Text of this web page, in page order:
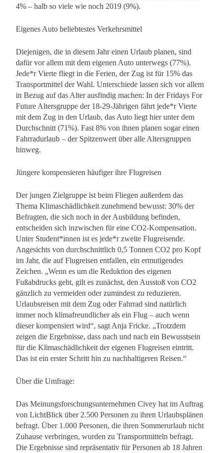
4% – halb so viele wie noch 2019 (9%).
Eigenes Auto beliebtestes Verkehrsmittel
Diejenigen, die in diesem Jahr einen Urlaub planen, sind
dafür vor allem mit dem eigenen Auto unterwegs (77%).
Jede*r Vierte fliegt in die Ferien, der Zug ist für 15% das
Transportmittel der Wahl. Unterschiede lassen sich vor allem
in Bezug auf das Alter ausfindig machen: In der Fridays For
Future Altersgruppe der 18-29-Jährigen fährt jede*r Vierte
mit dem Zug in den Urlaub, das Auto liegt hier unter dem
Durchschnitt (71%). Fast 8% von ihnen planen sogar einen
Fahrradurlaub – der Spitzenwert über alle Altersgruppen
hinweg.
Jüngere kompensieren häufiger ihre Flugreisen
Der jungen Zielgruppe ist beim Fliegen außerdem das
Thema Klimaschädlichkeit zunehmend bewusst: 30% der
Befragten, die sich noch in der Ausbildung befinden,
entscheiden sich inzwischen für eine CO2-Kompensation.
Unter Student*innen ist es jede*r zweite Flugreisende.
Angesichts von durchschnittlich 0,5 Tonnen CO2 pro Kopf
im Jahr, die auf Flugreisen entfallen, ein ermutigendes
Zeichen. „Wenn es um die Reduktion des eigenen
Fußabdrucks geht, gilt es zunächst, den Ausstoß von CO2
gänzlich zu vermeiden oder zumindest zu reduzieren.
Urlaubsreisen mit dem Zug oder Fahrrad sind natürlich
immer noch klimafreundlicher als ein Flug – auch wenn
dieser kompensiert wird“, sagt Anja Fricke. „Trotzdem
zeigen die Ergebnisse, dass nach und nach ein Bewusstsein
für die Klimaschädlichkeit der eigenen Flugreisen eintritt.
Das ist ein erster Schritt hin zu nachhaltigeren Reisen.“
Über die Umfrage:
Das Meinungsforschungsunternehmen Civey hat im Auftrag
von LichtBlick über 2.500 Personen zu ihren Urlaubsplänen
befragt. Über 1.000 Personen, die ihren Sommerurlaub nicht
Zuhause verbringen, wurden zu Transportmitteln befragt.
Die Ergebnisse sind repräsentativ für Personen ab 18 Jahren